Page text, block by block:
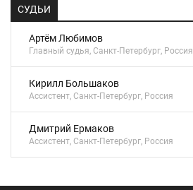
СУДЬИ
Артём Любимов
Главный судья, Санкт-Петербург, Россия
Кирилл Большаков
Ассистент, Санкт-Петербург, Россия
Дмитрий Ермаков
Ассистент, Санкт-Петербург, Россия